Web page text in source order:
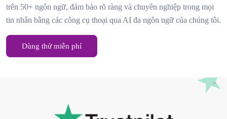
trên 50+ ngôn ngữ, đảm bảo rõ ràng và chuyên nghiệp trong mọi
tin nhắn bằng các công cụ thoại qua AI đa ngôn ngữ của chúng tôi.
Dùng thử miễn phí